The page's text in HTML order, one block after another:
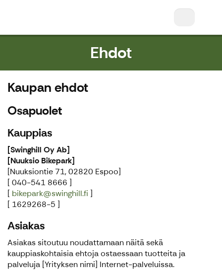
Ehdot
Kaupan ehdot
Osapuolet
Kauppias
[Swinghill Oy Ab]
[Nuuksio Bikepark]
[Nuuksiontie 71, 02820 Espoo]
[ 040-541 8666 ]
[ bikepark@swinghill.fi ]
[ 1629268-5 ]
Asiakas
Asiakas sitoutuu noudattamaan näitä sekä
kauppiaskohtaisia ehtoja ostaessaan tuotteita ja
palveluja [Yrityksen nimi] Internet-palveluissa.